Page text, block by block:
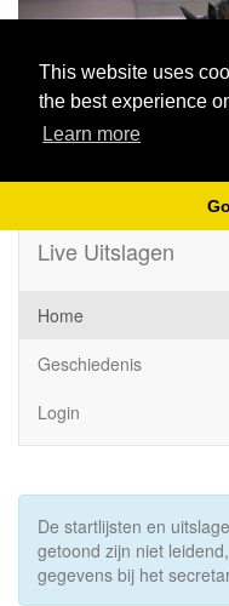
This website uses
the best experience
Learn more
Previous
Live Uitslagen
Home
Geschiedenis
Login
De startlijsten en
getoond zijn niet
gegevens bij het